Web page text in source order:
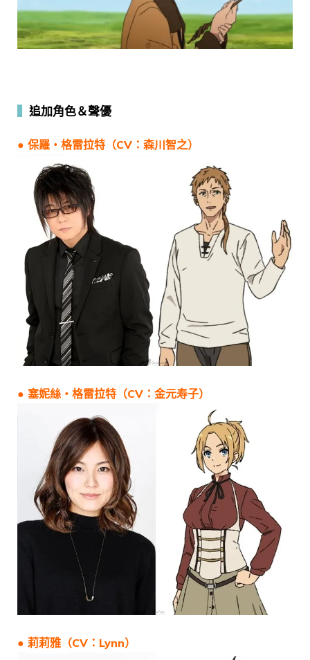
追加角色＆聲優
● 保羅・格雷拉特（CV：森川智之）
● 塞妮絲・格雷拉特（CV：金元寿子）
● 莉莉雅（CV：Lynn）